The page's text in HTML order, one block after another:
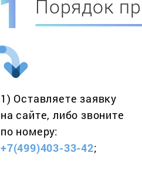
Порядок
1) Оставляете заявку
на сайте, либо звоните
по номеру:
+7(499)403-33-42;